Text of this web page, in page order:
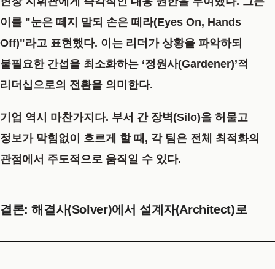
이를 "눈은 떼지 말되 손은 떼라(Eyes On, Hands
Off)"라고 표현했다. 이는 리더가 상황을 파악하되
불필요한 간섭을 최소화하는 ‘정원사(Gardener)’적
리더십으로의 전환을 의미한다.
기업 역시 마찬가지다. 부서 간 장벽(Silo)을 허물고
정보가 막힘없이 흐르게 할 때, 각 팀은 전체 최적화의
관점에서 주도적으로 움직일 수 있다.
결론: 해결사(Solver)에서 설계자(Architect)로